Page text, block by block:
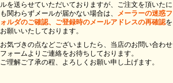
ルを送らせていただいておりますが、ご注文を頂いたに
も関わらずメールが届かない場合は、
メーラーの迷惑フ
ォルダのご確認、ご登録時のメールアドレスの再確認を
お願いいたしております。
お気づきの点などございましたら、当店のお問い合わせ
フォームよりご連絡をお待ちしております。
ご理解ご了承の程、よろしくお願い申し上げます。